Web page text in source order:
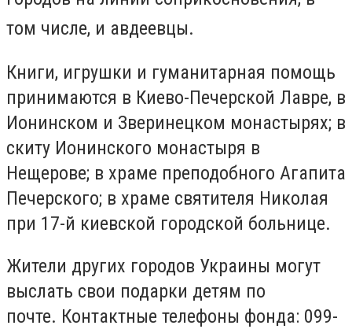
том числе, и авдеевцы.
Книги, игрушки и гуманитарная помощь
принимаются в Киево-Печерской Лавре, в
Ионинском и Зверинецком монастырях; в
скиту Ионинского монастыря в
Нещерове; в храме преподобного Агапита
Печерского; в храме святителя Николая
при 17-й киевской городской больнице.
Жители других городов Украины могут
выслать свои подарки детям по
почте. Контактные телефоны фонда: 099-